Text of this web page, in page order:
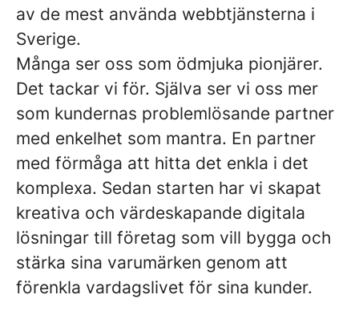
av de mest använda webbtjänsterna i
Sverige.
Många ser oss som ödmjuka pionjärer.
Det tackar vi för. Själva ser vi oss mer
som kundernas problemlösande partner
med enkelhet som mantra. En partner
med förmåga att hitta det enkla i det
komplexa. Sedan starten har vi skapat
kreativa och värdeskapande digitala
lösningar till företag som vill bygga och
stärka sina varumärken genom att
förenkla vardagslivet för sina kunder.